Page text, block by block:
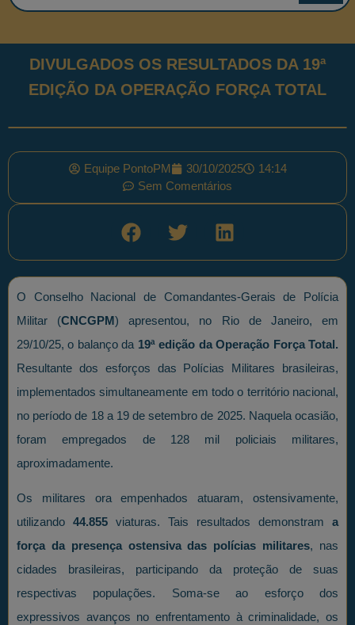
DIVULGADOS OS RESULTADOS DA 19ª
EDIÇÃO DA OPERAÇÃO FORÇA TOTAL
Equipe PontoPM 30/10/2025
14:14
Sem Comentários
O Conselho Nacional de Comandantes-Gerais de Polícia
Militar (CNCGPM) apresentou, no Rio de Janeiro, em
29/10/25, o balanço da 19ª edição da Operação Força Total.
Resultante dos esforços das Polícias Militares brasileiras,
implementados simultaneamente em todo o território nacional,
no período de 18 a 19 de setembro de 2025. Naquela ocasião,
foram empregados de 128 mil policiais militares,
aproximadamente.
Os militares ora empenhados atuaram, ostensivamente,
utilizando 44.855 viaturas. Tais resultados demonstram a
força da presença ostensiva das polícias militares, nas
cidades brasileiras, participando da proteção de suas
respectivas populações. Soma-se ao esforço dos
expressivos avanços no enfrentamento à criminalidade, os